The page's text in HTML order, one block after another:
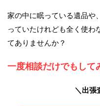
家の中に眠っている遺品や
っていたけれども全く使わ
てありませんか？
一度相談だけでもして
＼出張